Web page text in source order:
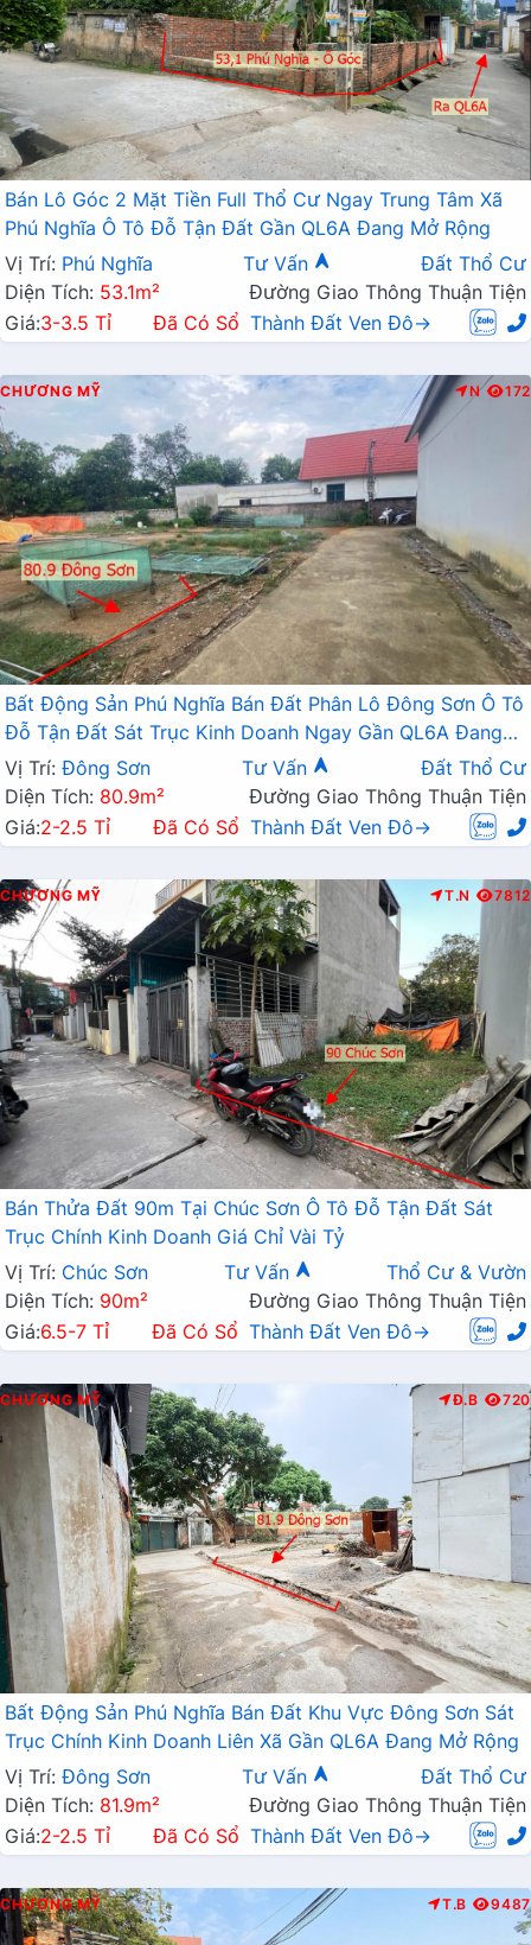
Bán Lô Góc 2 Mặt Tiền Full Thổ Cư Ngay Trung Tâm Xã
Phú Nghĩa Ô Tô Đỗ Tận Đất Gần QL6A Đang Mở Rộng
Vị Trí: Phú Nghĩa Tư Vấn
Đất Thổ Cư
Diện Tích: 53.1m²
Đường Giao Thông Thuận Tiện
Giá:3-3.5 Tỉ Đã Có Sổ Thành Đất Ven Đô→
CHƯƠNG MỸ N 172
Bất Động Sản Phú Nghĩa Bán Đất Phân Lô Đông Sơn Ô Tô
Đỗ Tận Đất Sát Trục Kinh Doanh Ngay Gần QL6A Đang
Triển Khai Mở Rộng
Vị Trí: Đông Sơn Tư Vấn
Đất Thổ Cư
Diện Tích: 80.9m²
Đường Giao Thông Thuận Tiện
Giá:2-2.5 Tỉ Đã Có Sổ Thành Đất Ven Đô→
CHƯƠNG MỸ T.N 7812
Bán Thửa Đất 90m Tại Chúc Sơn Ô Tô Đỗ Tận Đất Sát
Trục Chính Kinh Doanh Giá Chỉ Vài Tỷ
Vị Trí: Chúc Sơn Tư Vấn
Thổ Cư & Vườn
Diện Tích: 90m²
Đường Giao Thông Thuận Tiện
Giá:6.5-7 Tỉ Đã Có Sổ Thành Đất Ven Đô→
CHƯƠNG MỸ Đ.B 720
Bất Động Sản Phú Nghĩa Bán Đất Khu Vực Đông Sơn Sát
Trục Chính Kinh Doanh Liên Xã Gần QL6A Đang Mở Rộng
Vị Trí: Đông Sơn Tư Vấn
Đất Thổ Cư
Diện Tích: 81.9m²
Đường Giao Thông Thuận Tiện
Giá:2-2.5 Tỉ Đã Có Sổ Thành Đất Ven Đô→
CHƯƠNG MỸ T.B 9487